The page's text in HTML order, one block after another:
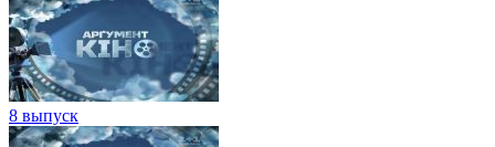
8 выпуск